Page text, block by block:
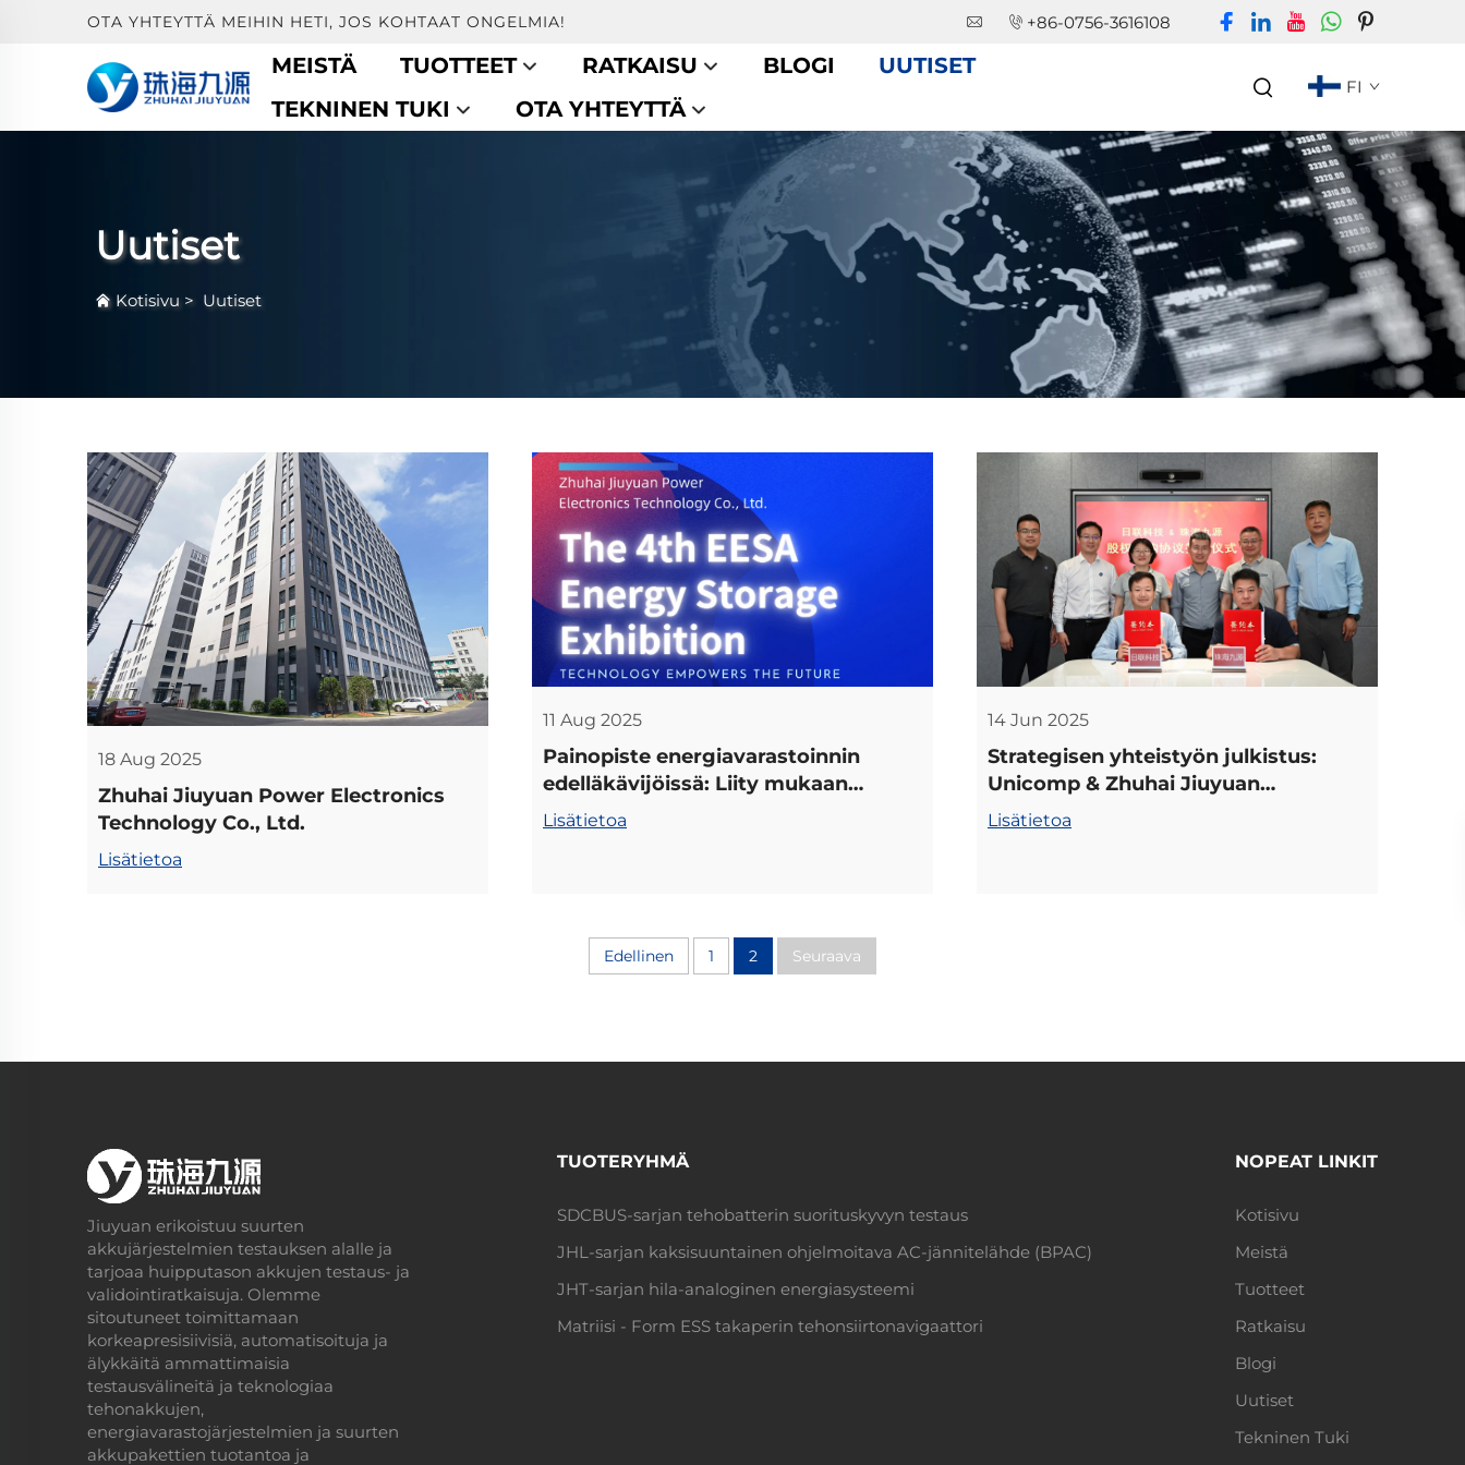
OTA YHTEYTTÄ MEIHIN HETI, JOS KOHTAAT ONGELMIA! +86-0756-3616108
MEISTÄ TUOTTEET RATKAISU BLOGI
UUTISET
TEKNINEN TUKI
OTA YHTEYTTÄ
FI
Uutiset
Kotisivu > Uutiset
18 Aug 2025
Zhuhai Jiuyuan Power Electronics
Technology Co., Ltd.
Lisätietoa
11 Aug 2025
Painopiste energiavarastoinnin
edelläkävijöissä: Liity mukaan
Shanghain energiavarastomessuilla
Lisätietoa
14 Jun 2025
Strategisen yhteistyön julkistus:
Unicomp & Zhuhai Jiuyuan
yhdistävät voimat jaetun
Lisätietoa
Edellinen 1 2 Seuraava
Jiuyuan erikoistuu suurten
akkujärjestelmien testauksen alalle ja
tarjoaa huipputason akkujen testaus- ja
validointiratkaisuja. Olemme
sitoutuneet toimittamaan
korkeapresisiivisiä, automatisoituja ja
älykkäitä ammattimaisia
testausvälineitä ja teknologiaa
tehonakkujen,
energiavarastojärjestelmien ja suurten
akkupakettien tuotantoa ja
TUOTERYHMÄ
SDCBUS-sarjan tehobatterin suorituskyvyn testaus
JHL-sarjan kaksisuuntainen ohjelmoitava AC-jännitelähde (BPAC)
JHT-sarjan hila-analoginen energiasysteemi
Matriisi - Form ESS takaperin tehonsiirtonavigaattori
NOPEAT LINKIT
Kotisivu
Meistä
Tuotteet
Ratkaisu
Blogi
Uutiset
Tekninen Tuki